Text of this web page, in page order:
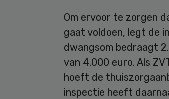
Om ervoor te zorgen
gaat voldoen, legt de
dwangsom bedraagt
van 4.000 euro. Als
hoeft de
inspectie heeft